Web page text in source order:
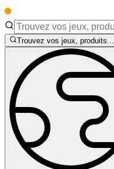
Trouvez vos jeux, produits...